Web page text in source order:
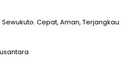
Cepat, Aman, Terjangkau.